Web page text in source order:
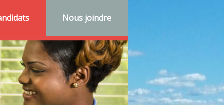
Nous joindre